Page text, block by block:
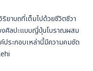
ริยาบถที่เต็มไปด้วยชีวิตชีวา
งศิลปะแบบญี่ปุ่นโบราณผสม
ประกอบเหล่านี้มีความคมชัด